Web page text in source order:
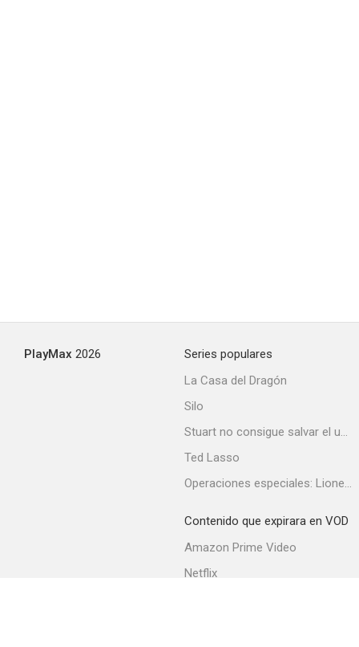
PlayMax 2026
Series populares
La Casa del Dragón
Silo
Stuart no consigue salvar el universo
Ted Lasso
Operaciones especiales: Lioness
Contenido que expirara en VOD
Amazon Prime Video
Netflix